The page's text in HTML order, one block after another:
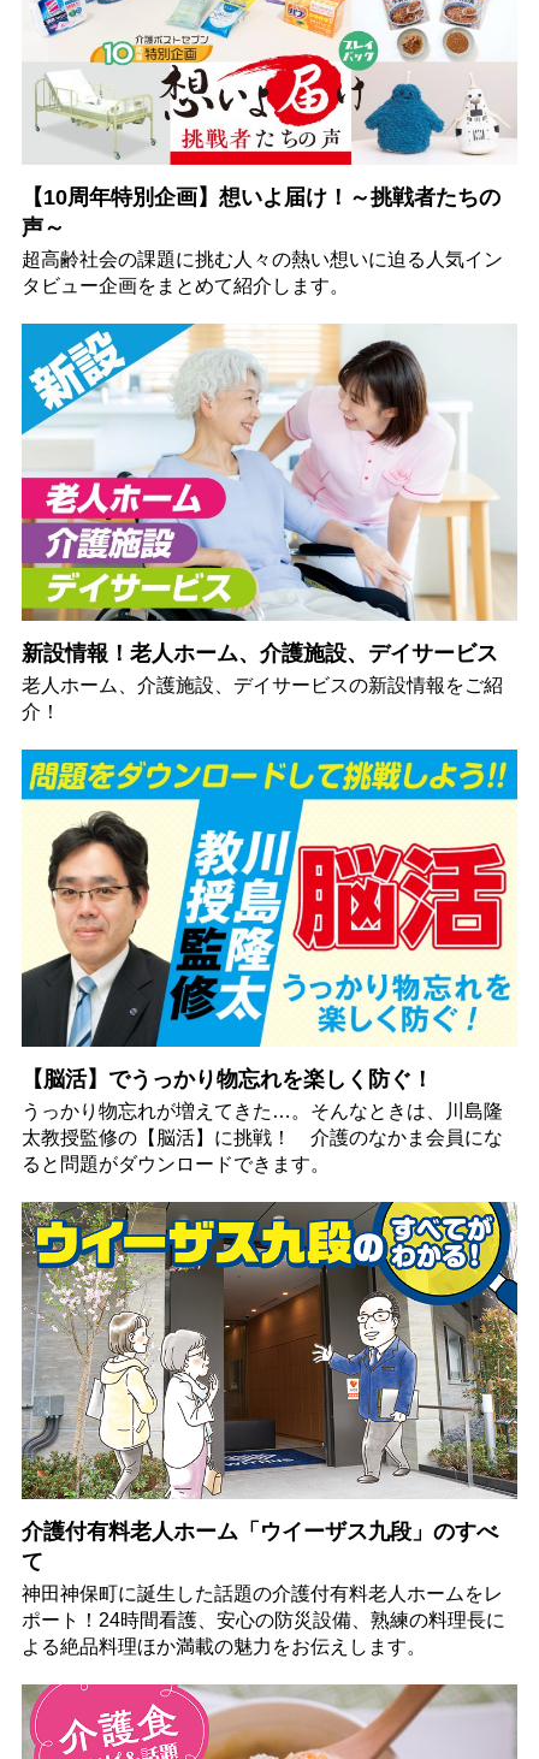
【10周年特別企画】想いよ届け！～挑戦者たちの
声～
超高齢社会の課題に挑む人々の熱い想いに迫る人気イン
タビュー企画をまとめて紹介します。
新設情報！老人ホーム、介護施設、デイサービス
老人ホーム、介護施設、デイサービスの新設情報をご紹
介！
【脳活】でうっかり物忘れを楽しく防ぐ！
うっかり物忘れが増えてきた…。そんなときは、川島隆
太教授監修の【脳活】に挑戦！ 介護のなかま会員にな
ると問題がダウンロードできます。
介護付有料老人ホーム「ウイーザス九段」のすべ
て
神田神保町に誕生した話題の介護付有料老人ホームをレ
ポート！24時間看護、安心の防災設備、熟練の料理長に
よる絶品料理ほか満載の魅力をお伝えします。